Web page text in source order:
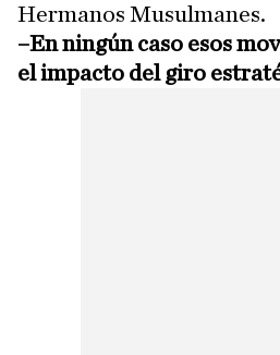
Hermanos Musulmanes.
–En ningún caso esos
el impacto del giro